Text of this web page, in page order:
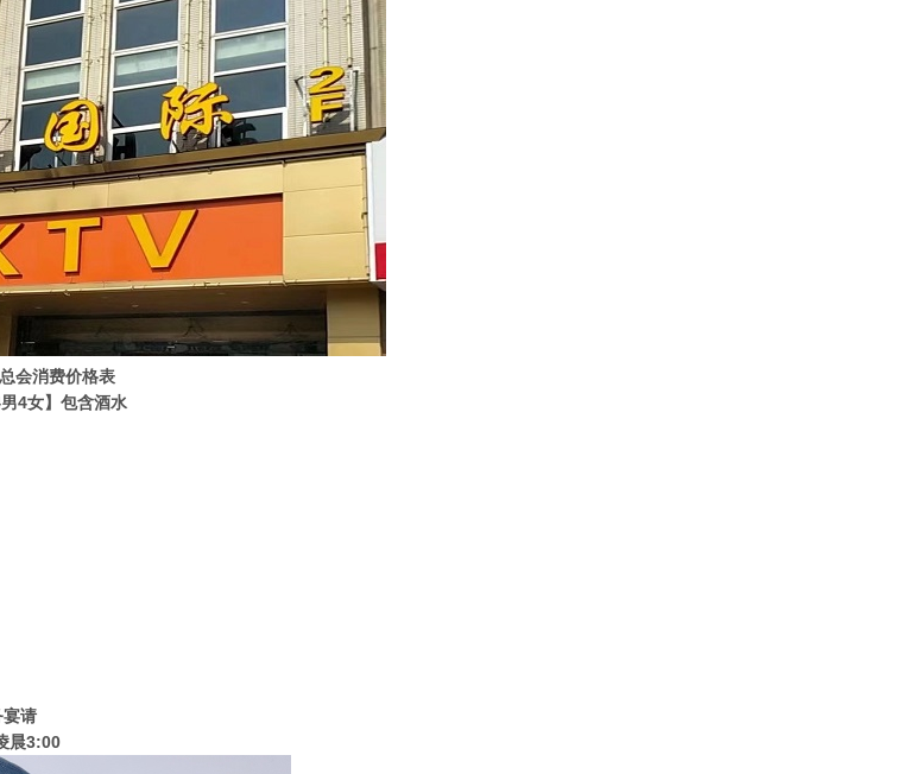
会消费价格表
4女】包含酒水
宴请
晨3:00